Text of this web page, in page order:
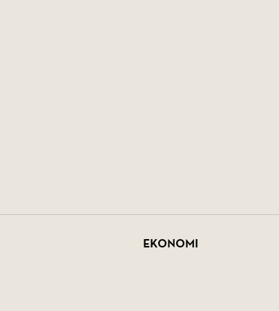
Ekonomi